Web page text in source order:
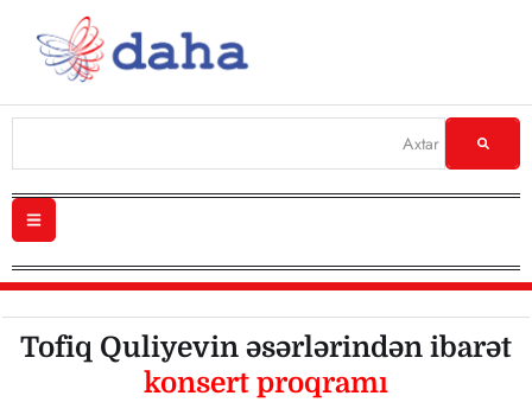
Tofiq Quliyevin əsərlərindən ibarət
konsert proqramı